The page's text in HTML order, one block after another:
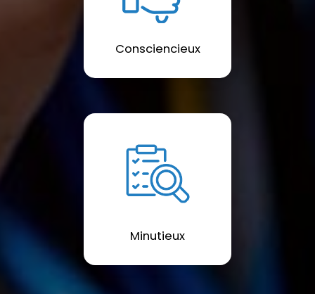
Consciencieux
Minutieux